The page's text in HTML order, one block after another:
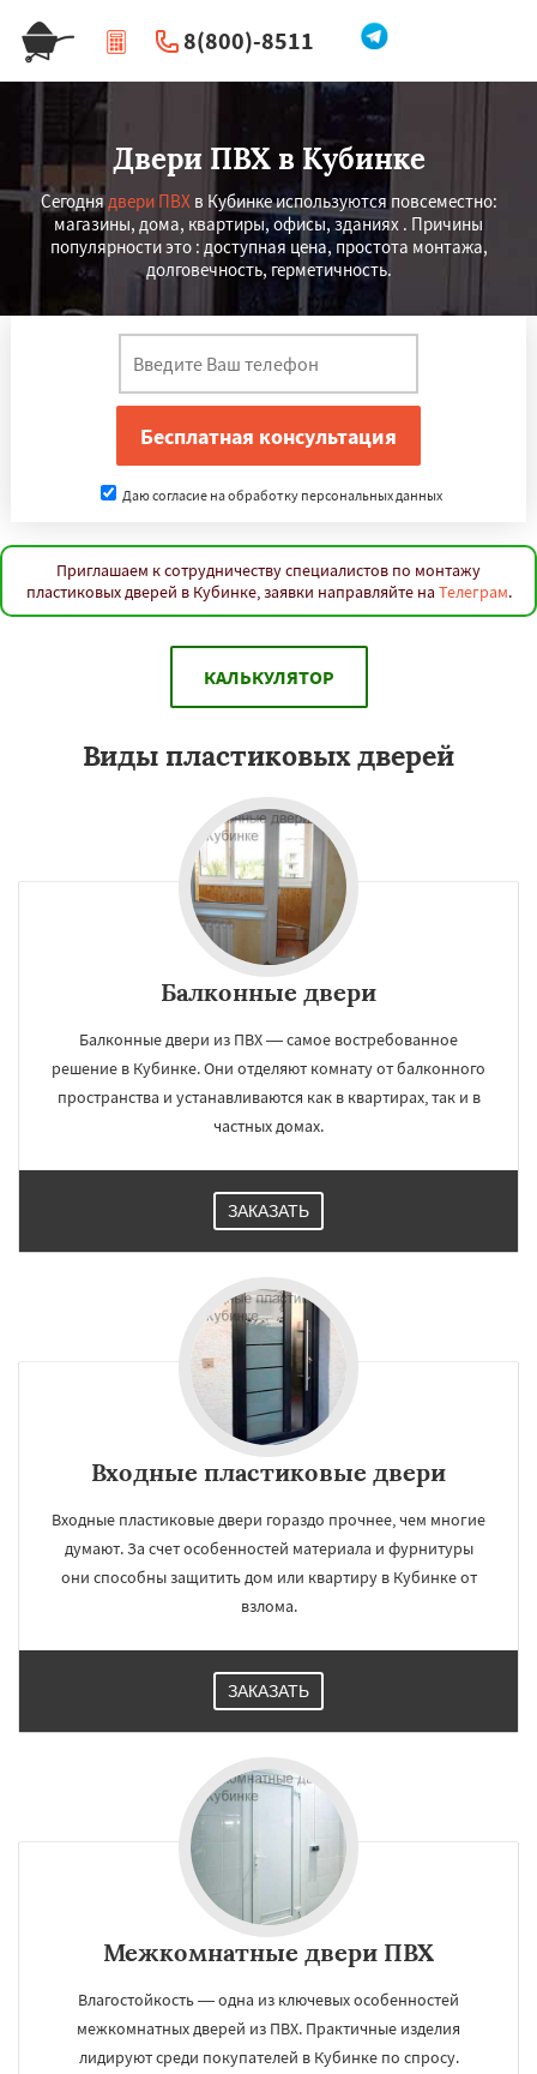
8(800)-8511
| Перезвоните мне
Двери ПВХ в Кубинке
Сегоднядвери ПВХв Кубинке используются повсеместно:
магазины, дома, квартиры, офисы, зданиях . Причины
популярности это : доступная цена, простота монтажа,
долговечность, герметичность.
Даю согласие на обработку персональных данных
Приглашаем к сотрудничеству специалистов по монтажу
пластиковых дверей в Кубинке, заявки направляйте на Телеграм.
КАЛЬКУЛЯТОР
Виды пластиковых дверей
Балконные двери
Балконные двери из ПВХ — самое востребованное
решение в Кубинке. Они отделяют комнату от балконного
пространства и устанавливаются как в квартирах, так и в
частных домах.
ЗАКАЗАТЬ
Входные пластиковые двери
Входные пластиковые двери гораздо прочнее, чем многие
думают. За счет особенностей материала и фурнитуры
они способны защитить дом или квартиру в Кубинке от
взлома.
ЗАКАЗАТЬ
Межкомнатные двери ПВХ
Влагостойкость — одна из ключевых особенностей
межкомнатных дверей из ПВХ. Практичные изделия
лидируют среди покупателей в Кубинке по спросу.